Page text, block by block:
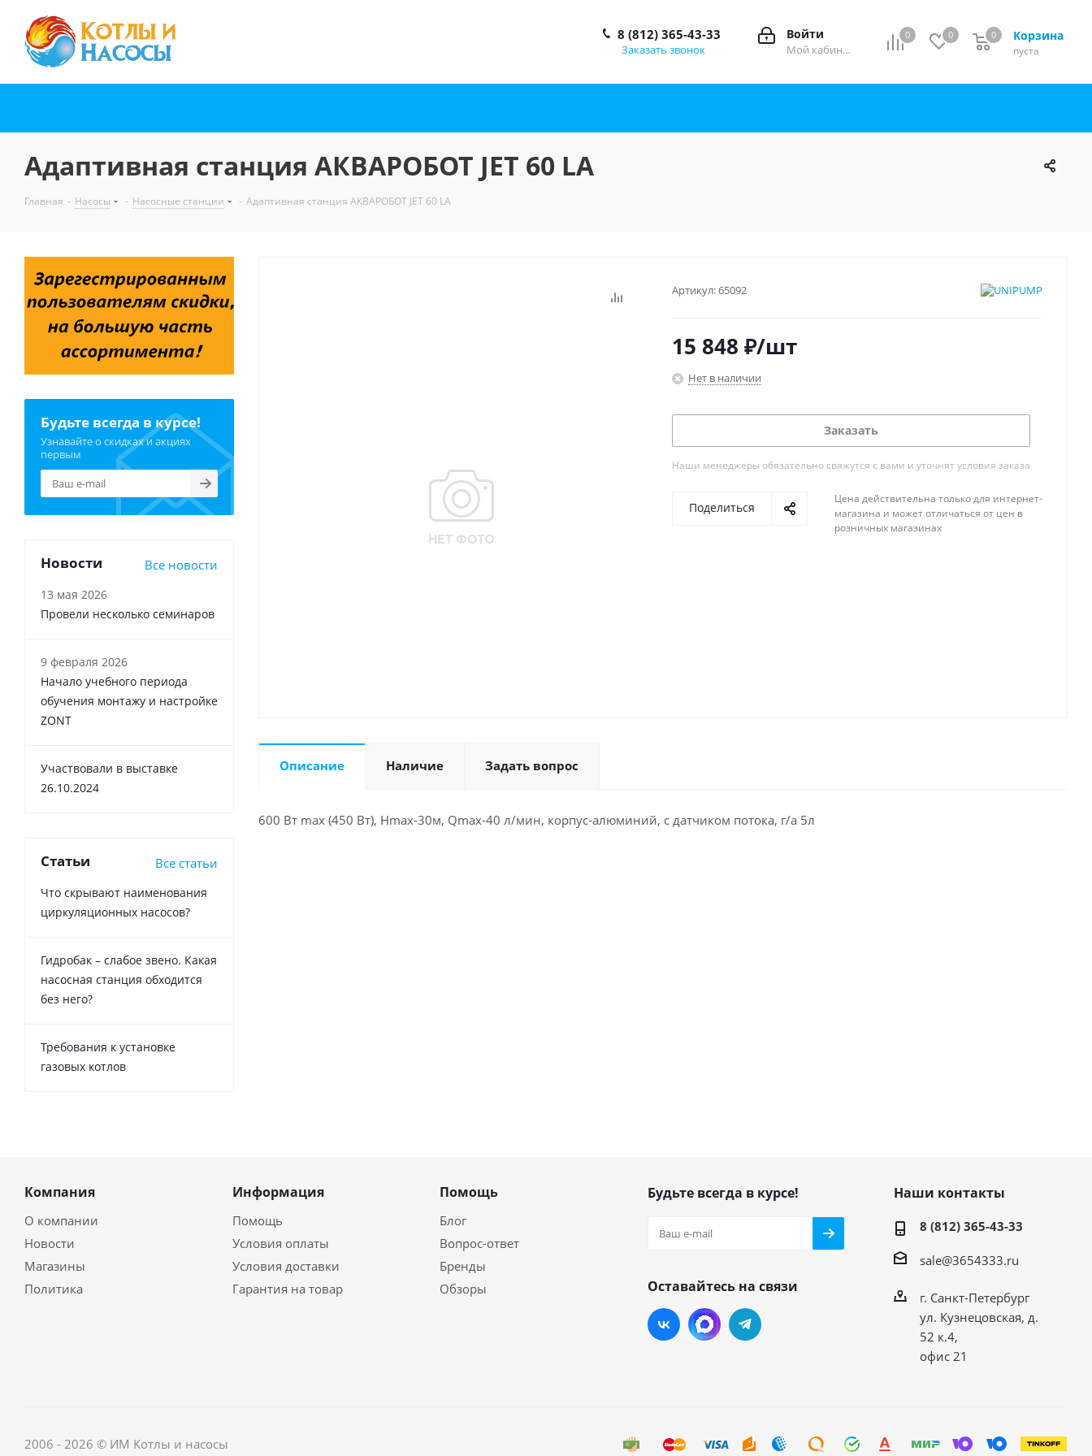
0 0 Корзина
0
пуста
0
Войти
Мой кабинет
8 (812) 365-43-33
Заказать звонок
Адаптивная станция АКВАРОБОТ JET 60 LA
Главная - Насосы - Насосные станции - Адаптивная станция АКВАРОБОТ JET 60 LA
Артикул:65092
15 848 ₽/шт
Нет в наличии
Заказать
Наши менеджеры обязательно свяжутся с вами и уточнят условия заказа
Поделиться
Цена действительна только для интернет-
магазина и может отличаться от цен в
розничных магазинах
Описание Наличие Задать вопрос
600 Вт max (450 Вт), Hmax-30м, Qmax-40 л/мин, корпус-алюминий, с датчиком потока, г/а 5л
Будьте всегда в курсе!
Узнавайте о скидках и акциях
первым
Новости Все новости
13 мая 2026
Провели несколько семинаров
9 февраля 2026
Начало учебного периода
обучения монтажу и настройке
ZONT
Участвовали в выставке
26.10.2024
Статьи Все статьи
Что скрывают наименования
циркуляционных насосов?
Гидробак – слабое звено. Какая
насосная станция обходится
без него?
Требования к установке
газовых котлов
Компания
О компании
Новости
Магазины
Политика
Информация
Помощь
Условия оплаты
Условия доставки
Гарантия на товар
Помощь
Блог
Вопрос-ответ
Бренды
Обзоры
Будьте всегда в курсе!
Оставайтесь на связи
Наши контакты
8 (812) 365-43-33
sale@3654333.ru
г. Санкт-Петербург
ул. Кузнецовская, д.
52 к.4,
офис 21
2006 - 2026 © ИМ Котлы и насосы